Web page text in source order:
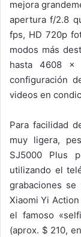
mejora
apertura f/2.8
fps, HD 720p
modos más
hasta 4608 x
configuración
videos en
Para facilidad
muy ligera,
SJ5000 Plus
utilizando el
grabaciones
Xiaomi Yi
el famoso
(aprox. $ 210,